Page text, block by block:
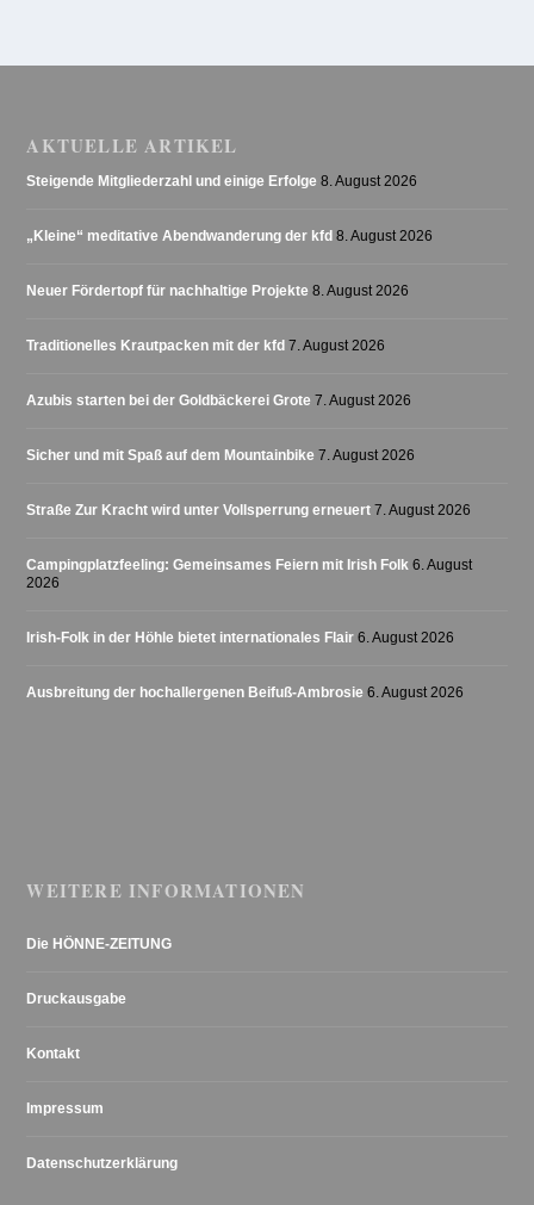
AKTUELLE ARTIKEL
Steigende Mitgliederzahl und einige Erfolge 8. August 2026
„Kleine“ meditative Abendwanderung der kfd 8. August 2026
Neuer Fördertopf für nachhaltige Projekte 8. August 2026
Traditionelles Krautpacken mit der kfd 7. August 2026
Azubis starten bei der Goldbäckerei Grote 7. August 2026
Sicher und mit Spaß auf dem Mountainbike 7. August 2026
Straße Zur Kracht wird unter Vollsperrung erneuert 7. August 2026
Campingplatzfeeling: Gemeinsames Feiern mit Irish Folk 6. August
2026
Irish-Folk in der Höhle bietet internationales Flair 6. August 2026
Ausbreitung der hochallergenen Beifuß-Ambrosie 6. August 2026
WEITERE INFORMATIONEN
Die HÖNNE-ZEITUNG
Druckausgabe
Kontakt
Impressum
Datenschutzerklärung